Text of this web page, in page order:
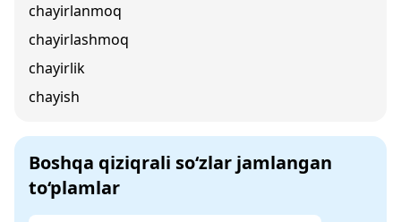
chayirlanmoq
chayirlashmoq
chayirlik
chayish
Boshqa qiziqrali so‘zlar jamlangan
to‘plamlar